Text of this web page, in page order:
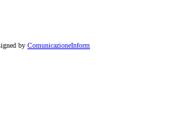
by ComunicazioneInform